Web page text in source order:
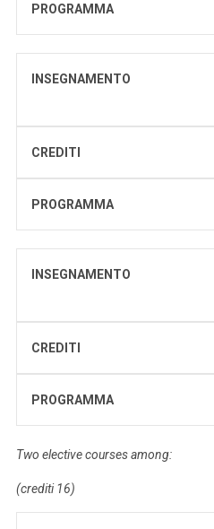
PROGRAMMA
INSEGNAMENTO
CREDITI
PROGRAMMA
INSEGNAMENTO
CREDITI
PROGRAMMA
Two elective courses among:
(crediti 16)